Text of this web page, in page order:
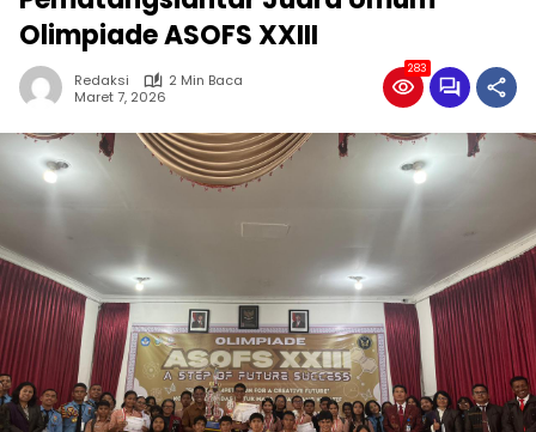
Olimpiade ASOFS XXIII
Redaksi
2 Min Baca
Maret 7, 2026
283